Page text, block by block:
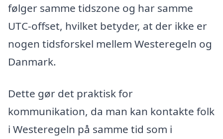
følger samme tidszone og har samme
UTC-offset, hvilket betyder, at der ikke er
nogen tidsforskel mellem Westeregeln og
Danmark.
Dette gør det praktisk for
kommunikation, da man kan kontakte folk
i Westeregeln på samme tid som i